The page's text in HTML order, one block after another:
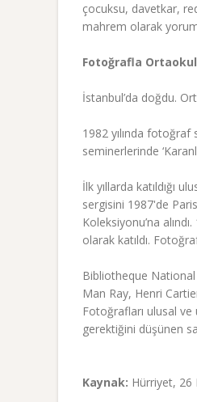
çocuksu, davetkar,
mahrem olarak
Fotoğrafla Ortaokul
İstanbul’da doğdu.
1982 yılında fotoğraf
seminerlerinde
İlk yıllarda katıldığı
sergisini 1987'de
Koleksiyonu’na
olarak katıldı.
Bibliotheque National
Man Ray, Henri
Fotoğrafları ulusal
gerektiğini düşünen
Kaynak: Hürriyet, 26